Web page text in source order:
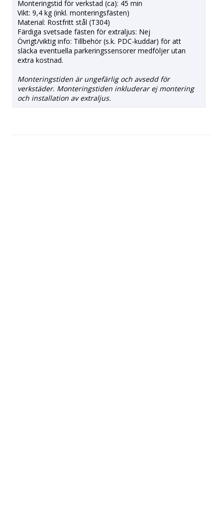
Monteringstid för verkstad (ca): 45 min
Vikt: 9,4 kg (inkl. monteringsfästen)
Material: Rostfritt stål (T304)
Färdiga svetsade fästen för extraljus: Nej
Övrigt/viktig info: Tillbehör (s.k. PDC-kuddar) för att
släcka eventuella parkeringssensorer medföljer utan
extra kostnad.
Monteringstiden är ungefärlig och avsedd för
verkstäder. Monteringstiden inkluderar ej montering
och installation av extraljus.